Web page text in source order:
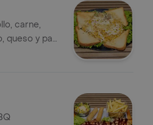
carne,
queso y pan